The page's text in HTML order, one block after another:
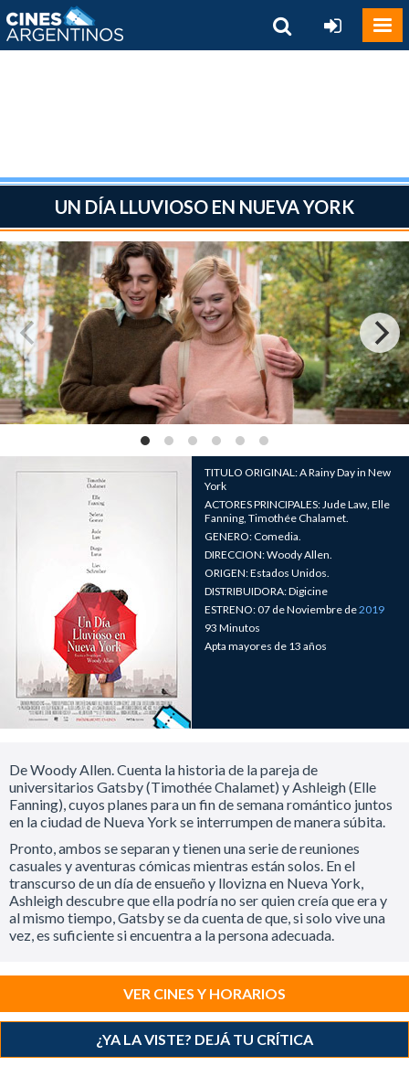
UN DÍA LLUVIOSO EN NUEVA YORK
TITULO ORIGINAL: A Rainy Day in New
York
ACTORES PRINCIPALES: Jude Law, Elle
Fanning, Timothée Chalamet.
GENERO: Comedia.
DIRECCION: Woody Allen.
ORIGEN: Estados Unidos.
DISTRIBUIDORA: Digicine
ESTRENO: 07 de Noviembre de2019
93 Minutos
Apta mayores de 13 años
De Woody Allen. Cuenta la historia de la pareja de
universitarios Gatsby (Timothée Chalamet) y Ashleigh (Elle
Fanning), cuyos planes para un fin de semana romántico juntos
en la ciudad de Nueva York se interrumpen de manera súbita.
Pronto, ambos se separan y tienen una serie de reuniones
casuales y aventuras cómicas mientras están solos. En el
transcurso de un día de ensueño y llovizna en Nueva York,
Ashleigh descubre que ella podría no ser quien creía que era y
al mismo tiempo, Gatsby se da cuenta de que, si solo vive una
vez, es suficiente si encuentra a la persona adecuada.
VER CINES Y HORARIOS
¿YA LA VISTE? DEJÁ TU CRÍTICA